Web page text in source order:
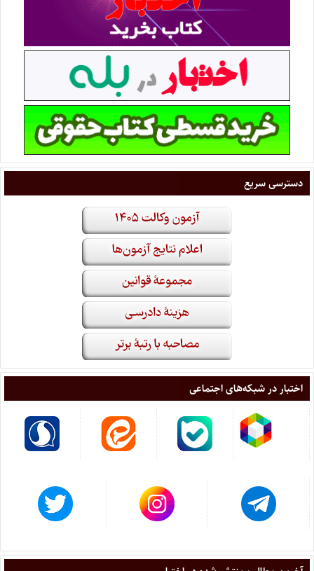
دسترسی سریع
اختبار در شبکه‌های اجتماعی